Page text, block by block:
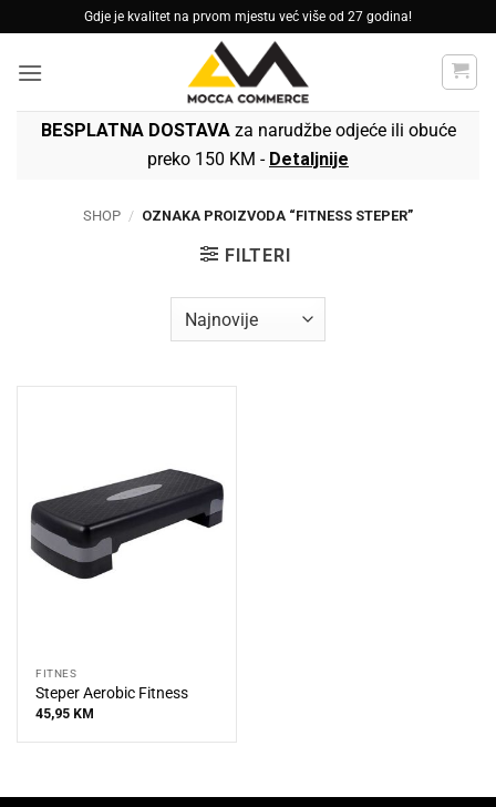
to
content
Gdje je kvalitet na prvom mjestu već više od 27 godina!
BESPLATNA DOSTAVAza narudžbe odjeće ili obuće
preko 150 KM - Detaljnije
SHOP / OZNAKA PROIZVODA “FITNESS STEPER”
FILTERI
FITNES
Steper Aerobic Fitness
45,95 KM